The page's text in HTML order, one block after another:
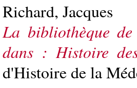
Richard, Jacques
La bibliothèque
dans : Histoire
d'Histoire de la